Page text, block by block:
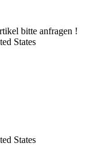
States
States